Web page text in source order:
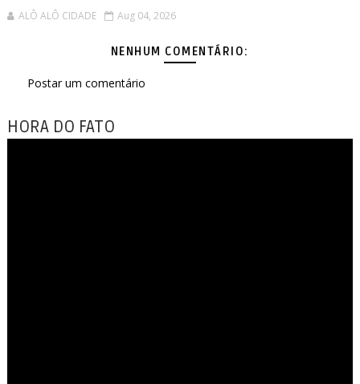
ALÔ ALÔ CIDADE Aug 04, 2026
NENHUM COMENTÁRIO:
Postar um comentário
HORA DO FATO